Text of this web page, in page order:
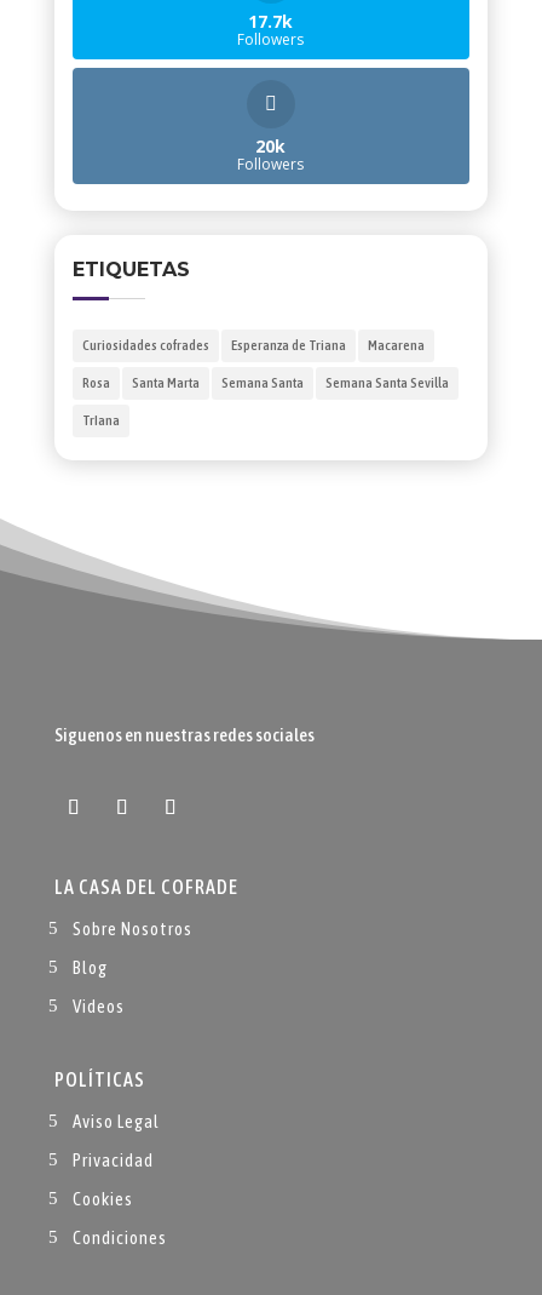
17.7k
Followers
20k
Followers
ETIQUETAS
Curiosidades cofrades Esperanza de Triana Macarena
Rosa Santa Marta Semana Santa Semana Santa Sevilla
TrIana
Siguenos en nuestras redes sociales
LA CASA DEL COFRADE
Sobre Nosotros
Blog
Videos
POLÍTICAS
Aviso Legal
Privacidad
Cookies
Condiciones